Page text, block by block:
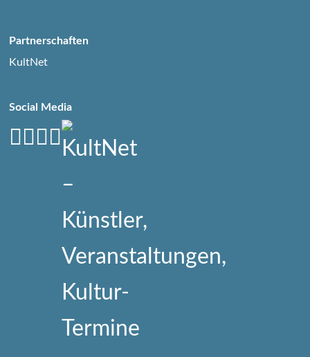
Partnerschaften
KultNet
Social Media